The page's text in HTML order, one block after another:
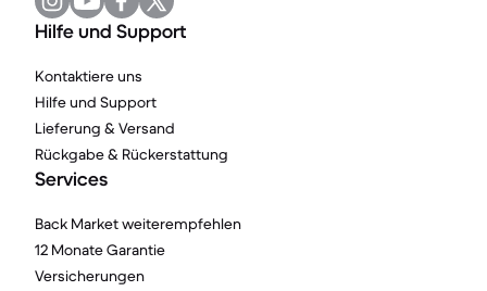
Hilfe und Support
Kontaktiere uns
Hilfe und Support
Lieferung & Versand
Rückgabe & Rückerstattung
Services
Back Market weiterempfehlen
12 Monate Garantie
Versicherungen